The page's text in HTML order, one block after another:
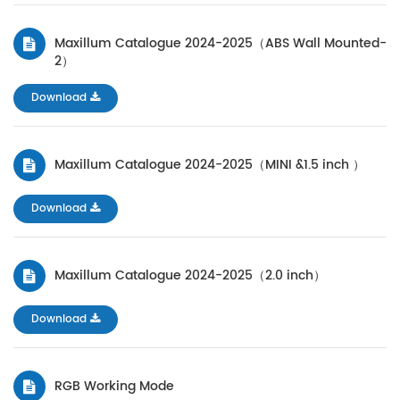
Maxillum Catalogue 2024-2025（ABS Wall Mounted-
2）
Download
Maxillum Catalogue 2024-2025（MINI &1.5 inch ）
Download
Maxillum Catalogue 2024-2025（2.0 inch）
Download
RGB Working Mode